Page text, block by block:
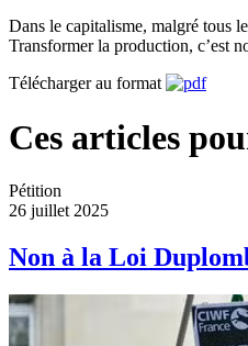
Dans le capitalisme, malgré tous
Transformer la production, c’est
Télécharger au format
Ces articles
Pétition
26 juillet 2025
Non à la Loi